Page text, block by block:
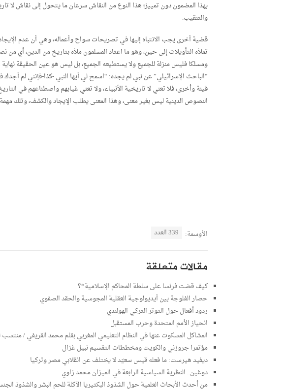
بهذا المضمون دون تمييز؛ هذا النوع من النقاش سرعان ما يتحول إلى نقاش لا
والتنقيب.
قضية أخرى يجب الانتباه إليها في تصريحات سواح وأعماله، وهي أن عدم
تملأه التأويلات إلى حين، وهو ما اعتاد المسلمون ملأه بتاريخ من الدين، أي من
ومسلكا فليس منزلة للجميع ولا يستطيعه الجميع، بل ليس هو عين الحقيقة
“الباحث الإسرائيلي” عن نبي لم يجده: “اسمح لي أيها النبي -كذا-فإنني لم
فينة وأخرى، فلا تعني لا تاريخية الأنبياء، ولا تعني غيابهم واصطناعهم في
النصوص الدينية ليس بغير معنى، وهذا المعنى يطلب الإيجاد والكشف، وتلك
الأوسمة: 339 العدد
مقالات متعلقة
كيف قضت فرنسا على سلطة المحاكم الإسلامية*؟
حصار الفلوجة بين أيديولوجية العقلية المجوسية والحقد الصفوي
ردود أفعال حول التوتر التركي الهولندي
انحياز الأمم المتحدة وحرب المستقبل
المشاكل المسكوت عنها في النظام التعليمي المغربي بقلم محمد القريفي /
مؤتمرا جروزني والكويت ومخططات التقسيم نبيل غزال
ديفيد هيرست: ما فعله قيس سعيّد لا يختلف عن انقلابي مصر وتركيا
دوغين.. النظرية السياسية الرابعة في الميزان محمد زاوي
من أحدث الأبحاث العلمية حول الشذوذ البكتيريا الآكلة للحم البشر والشذوذ